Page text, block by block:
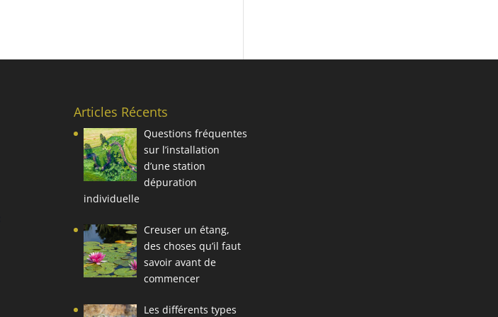
Articles Récents
Questions fréquentes
sur l’installation
d’une station
dépuration
individuelle
Creuser un étang,
des choses qu’il faut
savoir avant de
commencer
Les différents types